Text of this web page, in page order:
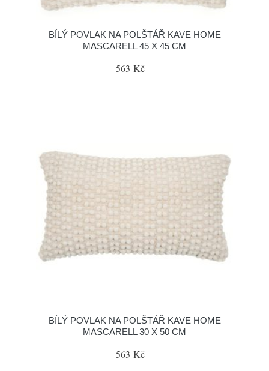
BÍLÝ POVLAK NA POLŠTÁŘ KAVE HOME
MASCARELL 45 X 45 CM
563 Kč
BÍLÝ POVLAK NA POLŠTÁŘ KAVE HOME
MASCARELL 30 X 50 CM
563 Kč